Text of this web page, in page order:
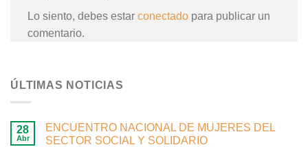
Lo siento, debes estar conectado para publicar un
comentario.
ÚLTIMAS NOTICIAS
28
Abr
ENCUENTRO NACIONAL DE MUJERES DEL
SECTOR SOCIAL Y SOLIDARIO